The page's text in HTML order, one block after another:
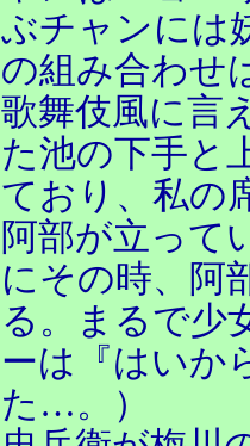
ぶチャンには
の組み合わせ
歌舞伎風に言
た池の下手と
ており、私の
阿部が立って
にその時、阿
る。まるで少
ーは『はいか
た…。）